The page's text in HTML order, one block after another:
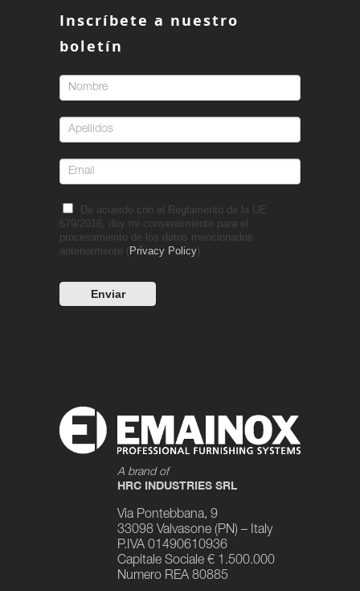
Inscríbete a nuestro
boletín
De acuerdo con el Reglamento de la UE
679/2016, doy mi consentimiento para el
procesamiento de los datos mencionados
anteriormente (Privacy Policy)
A brand of
HRC INDUSTRIES SRL
Via Pontebbana, 9
33098 Valvasone (PN) – Italy
P.IVA 01490610936
Capitale Sociale € 1.500.000
Numero REA 80885